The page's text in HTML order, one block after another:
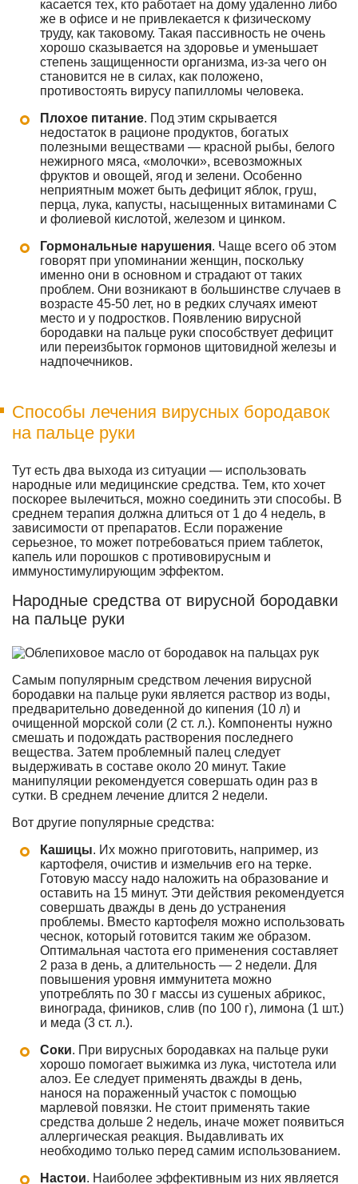
касается тех, кто работает на дому удаленно либо
же в офисе и не привлекается к физическому
труду, как таковому. Такая пассивность не очень
хорошо сказывается на здоровье и уменьшает
степень защищенности организма, из-за чего он
становится не в силах, как положено,
противостоять вирусу папилломы человека.
Плохое питание. Под этим скрывается
недостаток в рационе продуктов, богатых
полезными веществами — красной рыбы, белого
нежирного мяса, «молочки», всевозможных
фруктов и овощей, ягод и зелени. Особенно
неприятным может быть дефицит яблок, груш,
перца, лука, капусты, насыщенных витаминами С
и фолиевой кислотой, железом и цинком.
Гормональные нарушения. Чаще всего об этом
говорят при упоминании женщин, поскольку
именно они в основном и страдают от таких
проблем. Они возникают в большинстве случаев в
возрасте 45-50 лет, но в редких случаях имеют
место и у подростков. Появлению вирусной
бородавки на пальце руки способствует дефицит
или переизбыток гормонов щитовидной железы и
надпочечников.
Способы лечения вирусных бородавок
на пальце руки
Тут есть два выхода из ситуации — использовать
народные или медицинские средства. Тем, кто хочет
поскорее вылечиться, можно соединить эти способы. В
среднем терапия должна длиться от 1 до 4 недель, в
зависимости от препаратов. Если поражение
серьезное, то может потребоваться прием таблеток,
капель или порошков с противовирусным и
иммуностимулирующим эффектом.
Народные средства от вирусной бородавки
на пальце руки
Самым популярным средством лечения вирусной
бородавки на пальце руки является раствор из воды,
предварительно доведенной до кипения (10 л) и
очищенной морской соли (2 ст. л.). Компоненты нужно
смешать и подождать растворения последнего
вещества. Затем проблемный палец следует
выдерживать в составе около 20 минут. Такие
манипуляции рекомендуется совершать один раз в
сутки. В среднем лечение длится 2 недели.
Вот другие популярные средства:
Кашицы. Их можно приготовить, например, из
картофеля, очистив и измельчив его на терке.
Готовую массу надо наложить на образование и
оставить на 15 минут. Эти действия рекомендуется
совершать дважды в день до устранения
проблемы. Вместо картофеля можно использовать
чеснок, который готовится таким же образом.
Оптимальная частота его применения составляет
2 раза в день, а длительность — 2 недели. Для
повышения уровня иммунитета можно
употреблять по 30 г массы из сушеных абрикос,
винограда, фиников, слив (по 100 г), лимона (1 шт.)
и меда (3 ст. л.).
Соки. При вирусных бородавках на пальце руки
хорошо помогает выжимка из лука, чистотела или
алоэ. Ее следует применять дважды в день,
нанося на пораженный участок с помощью
марлевой повязки. Не стоит применять такие
средства дольше 2 недель, иначе может появиться
аллергическая реакция. Выдавливать их
необходимо только перед самим использованием.
Настои. Наиболее эффективным из них является